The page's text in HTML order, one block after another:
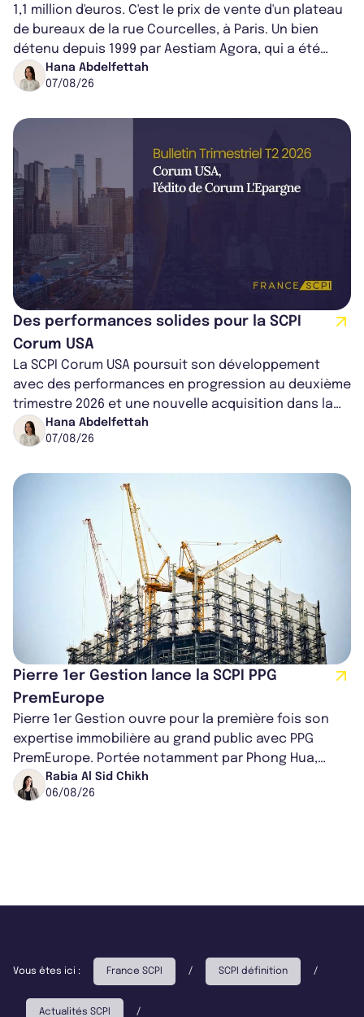
1,1 million d'euros. C'est le prix de vente d'un plateau
de bureaux de la rue Courcelles, à Paris. Un bien
détenu depuis 1999 par Aestiam Agora, qui a été
cédé avec une plus-value...
Hana Abdelfettah
07/08/26
Des performances solides pour la SCPI
Corum USA
La SCPI Corum USA poursuit son développement
avec des performances en progression au deuxième
trimestre 2026 et une nouvelle acquisition dans la
région de Chicago. Entre hausse de...
Hana Abdelfettah
07/08/26
Pierre 1er Gestion lance la SCPI PPG
PremEurope
Pierre 1er Gestion ouvre pour la première fois son
expertise immobilière au grand public avec PPG
PremEurope. Portée notamment par Phong Hua,
ancien directeur des investissements d...
Rabia Al Sid Chikh
06/08/26
Vous êtes ici : France SCPI / SCPI définition /
Actualités SCPI /